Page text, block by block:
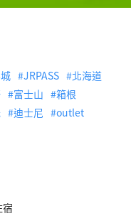
JRPASS
北海道
富士山
箱根
迪士尼
outlet
宿